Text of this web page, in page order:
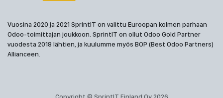
Vuosina 2020 ja 2021 SprintIT on valittu Euroopan kolmen parhaan
Odoo-toimittajan joukkoon. SprintIT on ollut Odoo Gold Partner
vuodesta 2018 lähtien, ja kuulumme myös BOP (Best Odoo Partners)
Allianceen.
Copyright © SprintIT Finland Oy 2026